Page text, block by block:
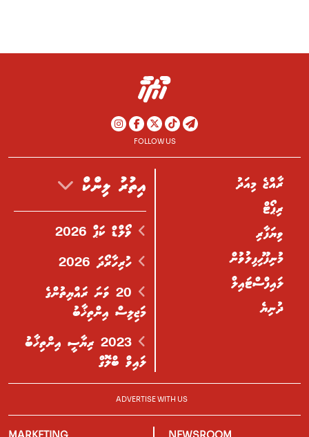
FOLLOW US
ރާއްޖެ މިއަދު
ރިޕޯޓް
ވިޔަފާރި
މުނިފޫހިފިލުވުން
ލައިފްސްޓައިލް
ދުނިޔެ
އިތުރު ލިންކް
ވޯލްޑް ކަޕް 2026
ހުރިހާރޯދަ 2026
20 ވަނަ ރައްޔިތުންގެ
މަޖިލިސް އިންތިޚާބު
2023 ރިޔާސީ އިންތިޚާބު
ލައިވް ބްލޮގް
ADVERTISE WITH US